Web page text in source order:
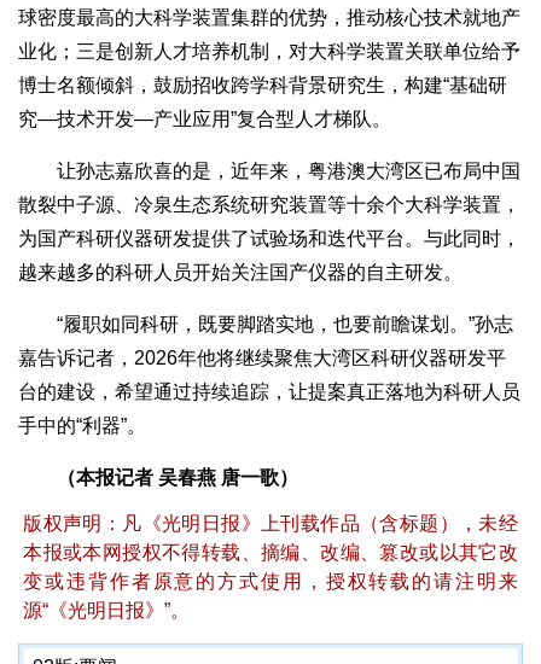
球密度最高的大科学装置集群的优势，推动核心技术就地产
业化；三是创新人才培养机制，对大科学装置关联单位给予
博士名额倾斜，鼓励招收跨学科背景研究生，构建“基础研
究—技术开发—产业应用”复合型人才梯队。
让孙志嘉欣喜的是，近年来，粤港澳大湾区已布局中国
散裂中子源、冷泉生态系统研究装置等十余个大科学装置，
为国产科研仪器研发提供了试验场和迭代平台。与此同时，
越来越多的科研人员开始关注国产仪器的自主研发。
“履职如同科研，既要脚踏实地，也要前瞻谋划。”孙志
嘉告诉记者，2026年他将继续聚焦大湾区科研仪器研发平
台的建设，希望通过持续追踪，让提案真正落地为科研人员
手中的“利器”。
（本报记者 吴春燕 唐一歌）
版权声明：凡《光明日报》上刊载作品（含标题），未经
本报或本网授权不得转载、摘编、改编、篡改或以其它改
变或违背作者原意的方式使用，授权转载的请注明来
源“《光明日报》”。